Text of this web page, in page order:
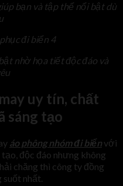
bạn và tập thể nổi bật dù
nhờ họa tiết độc đáo và
uy tín, chất
sáng tạo
áo phông nhóm đi biển với
độc đáo nhưng không
chăng thì công ty đồng
suốt nhất.